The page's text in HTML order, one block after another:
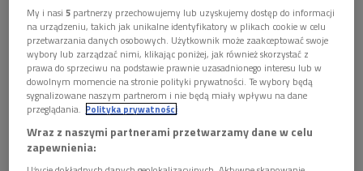
Ensemble Tasto Solo Foto: www.organetto.es
My i nasi5 partnerzy przechowujemy lub uzyskujemy dostęp do informacji
na urządzeniu, takich jak unikalne identyfikatory w plikach cookie w celu
przetwarzania danych osobowych. Użytkownik może zaakceptować swoje
wybory lub zarządzać nimi, klikając poniżej, jak również skorzystać z
prawa do sprzeciwu na podstawie prawnie uzasadnionego interesu lub w
dowolnym momencie na stronie polityki prywatności. Te wybory będą
sygnalizowane naszym partnerom i nie będą miały wpływu na dane
przeglądania. Polityka prywatności
Wraz z naszymi partnerami przetwarzamy dane w celu
zapewnienia: